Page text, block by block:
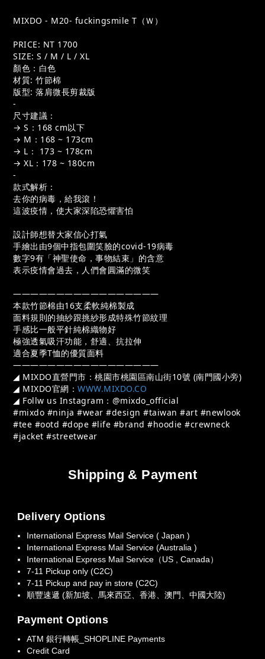
MIXDO - M20- fuckingsmile T（Ｗ）
PRICE: NT 1700
SIZE: S / M / L / XL
顏色：白色
材質: 竹節棉
版型: 落肩微長剪裁版
-
尺寸建議：
→ S：168 cm以下
→ M：168 ~ 173cm
→ L： 173 ~ 178cm
→ XL：178 ~ 180cm
-
款式解析：
去你的病毒，給我滾！
這波疫情，使大家深陷恐懼害怕
設計師想替大家信心打氣
手繪出由9個中指包圍笑臉的covid-19病毒
數字9有「神聖使命，事物結束」的含意
表示疫情會過去，人們會圓滿的微笑
—————————————————
本款竹節棉由16支柔軟純棉製成
面料規則的抽紗跟挑紗形成特殊竹節紋理
手感比一般平針純棉織物好
極強透氣吸汗功能，舒適、抗拉伸
適合夏季T恤的優質面料
—————————————————
◢ MIXDO直營門市：桃園市桃園區南山街10號 (南門國小旁)
◢ MIXDO官網： WWW.MIXDO.CO
◢ Follw us Instagram：@mixdo_official
#mixdo #ninja #wear #design #taiwan #art #newlook
#tee #ootd #dope #life #brand #hoodie #crewneck
#jacket #streetwear
Shipping & Payment
Delivery Options
International Express Mail Service ( Japan )
International Express Mail Service (Australia )
International Express Mail Service（US , Canada）
7-11 Pickup only (C2C)
7-11 Pickup and pay in store (C2C)
順豐速遞 (新加坡、馬來西亞、香港、澳門、中國大陸)
Payment Options
ATM 銀行轉帳_SHOPLINE Payments
Credit Card